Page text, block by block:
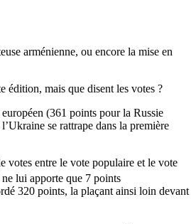
arménienne, ou encore la mise en
édition, mais que disent les votes ?
(361 points pour la Russie
se rattrape dans la première
votes entre le vote populaire et le vote
lui apporte que 7 points
320 points, la plaçant ainsi loin devant